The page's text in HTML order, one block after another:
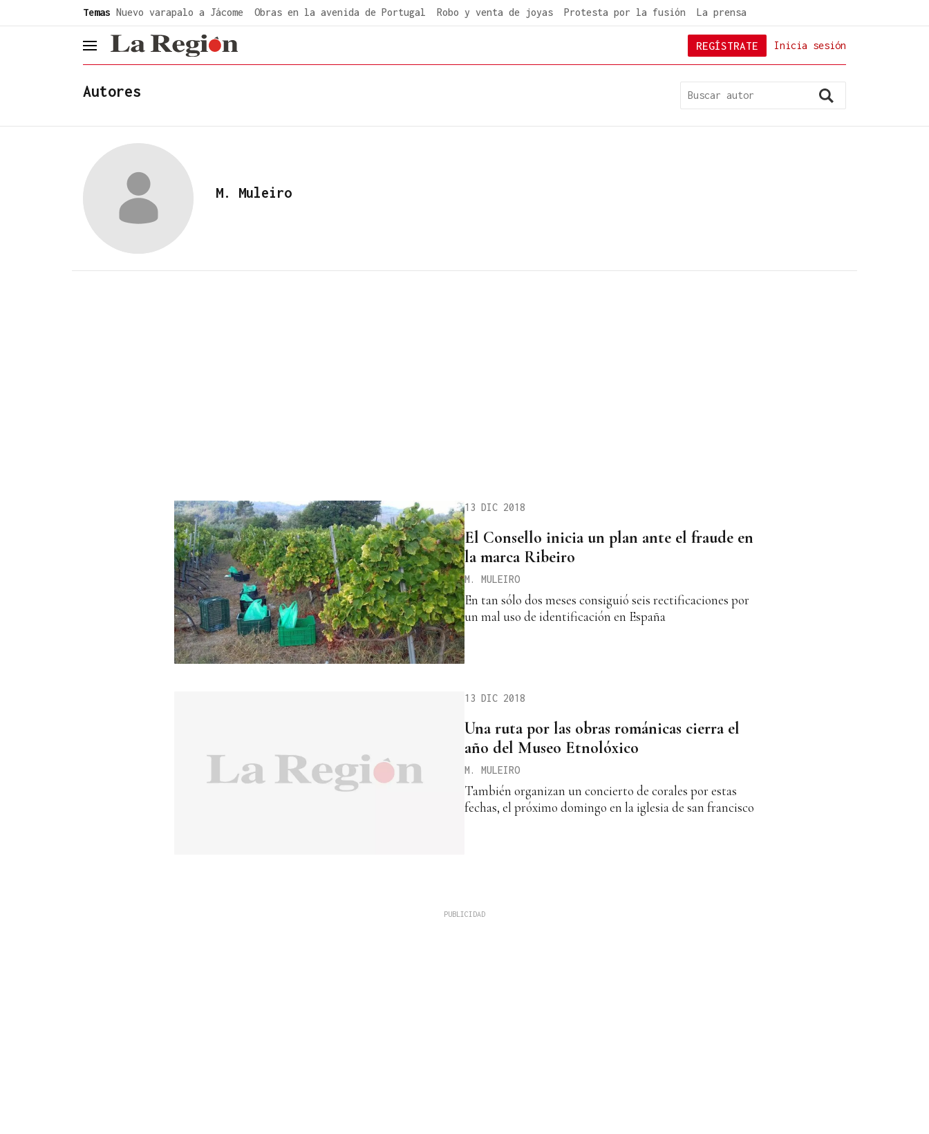
Temas Nuevo varapalo a Jácome Obras en la avenida de Portugal Robo y venta de joyas Protesta por la fusión La prensa
header.menu.open Inicia sesión
REGÍSTRATE
Autores
M. Muleiro
13 DIC 2018
El Consello inicia un plan ante el fraude en
la marca Ribeiro
M. MULEIRO
En tan sólo dos meses consiguió seis rectificaciones por
un mal uso de identificación en España
13 DIC 2018
Una ruta por las obras románicas cierra el
año del Museo Etnolóxico
M. MULEIRO
También organizan un concierto de corales por estas
fechas, el próximo domingo en la iglesia de san francisco